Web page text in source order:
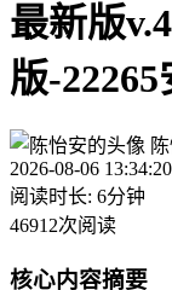
最新版
版-22265
2026-08-06 13:34:20
阅读时长: 6分钟
46912次阅读
核心内容摘要